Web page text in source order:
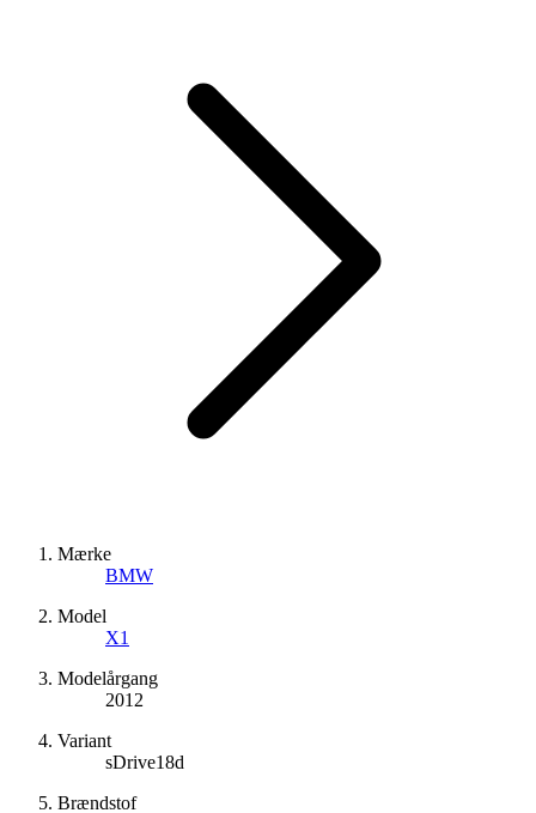
Mærke
BMW
Model
X1
Modelårgang
2012
Variant
sDrive18d
Brændstof